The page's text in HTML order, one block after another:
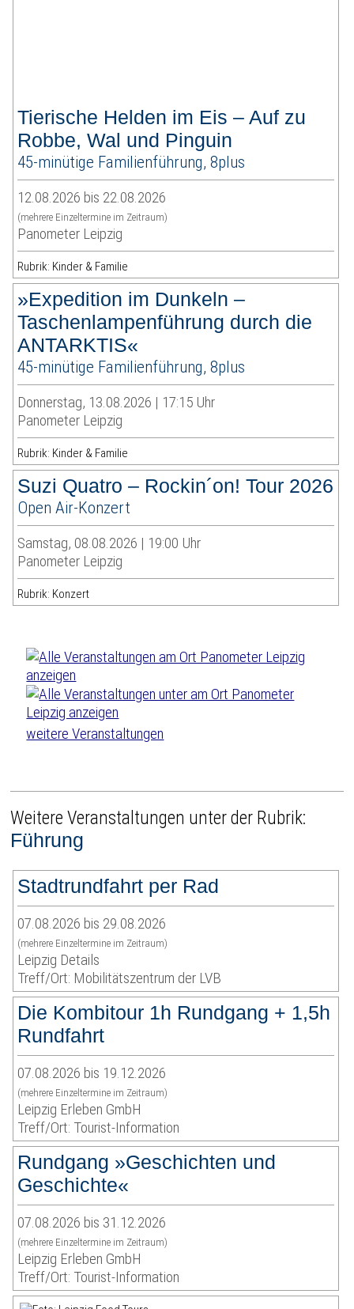
Tierische Helden im Eis – Auf zu
Robbe, Wal und Pinguin
45-minütige Familienführung, 8plus
12.08.2026 bis 22.08.2026
(mehrere Einzeltermine im Zeitraum)
Panometer Leipzig
Rubrik: Kinder & Familie
»Expedition im Dunkeln –
Taschenlampenführung durch die
ANTARKTIS«
45-minütige Familienführung, 8plus
Donnerstag, 13.08.2026 | 17:15 Uhr
Panometer Leipzig
Rubrik: Kinder & Familie
Suzi Quatro – Rockin´on! Tour 2026
Open Air-Konzert
Samstag, 08.08.2026 | 19:00 Uhr
Panometer Leipzig
Rubrik: Konzert
weitere Veranstaltungen
Weitere Veranstaltungen unter der Rubrik:
Führung
Stadtrundfahrt per Rad
07.08.2026 bis 29.08.2026
(mehrere Einzeltermine im Zeitraum)
Leipzig Details
Treff/Ort: Mobilitätszentrum der LVB
Die Kombitour 1h Rundgang + 1,5h
Rundfahrt
07.08.2026 bis 19.12.2026
(mehrere Einzeltermine im Zeitraum)
Leipzig Erleben GmbH
Treff/Ort: Tourist-Information
Rundgang »Geschichten und
Geschichte«
07.08.2026 bis 31.12.2026
(mehrere Einzeltermine im Zeitraum)
Leipzig Erleben GmbH
Treff/Ort: Tourist-Information